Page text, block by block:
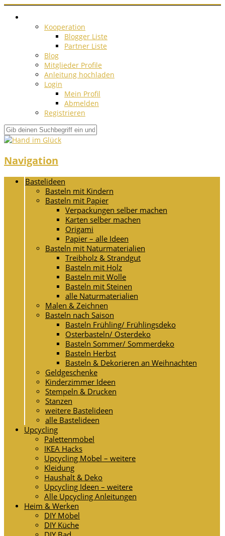
Kooperation
Blogger Liste
Partner Liste
Blog
Mitglieder Profile
Anleitung hochladen
Login
Mein Profil
Abmelden
Registrieren
Navigation
Bastelideen
Basteln mit Kindern
Basteln mit Papier
Verpackungen selber machen
Karten selber machen
Origami
Papier – alle Ideen
Basteln mit Naturmaterialien
Treibholz & Strandgut
Basteln mit Holz
Basteln mit Wolle
Basteln mit Steinen
alle Naturmaterialien
Malen & Zeichnen
Basteln nach Saison
Basteln Frühling/ Frühlingsdeko
Osterbasteln/ Osterdeko
Basteln Sommer/ Sommerdeko
Basteln Herbst
Basteln & Dekorieren an Weihnachten
Geldgeschenke
Kinderzimmer Ideen
Stempeln & Drucken
Stanzen
weitere Bastelideen
alle Bastelideen
Upcycling
Palettenmöbel
IKEA Hacks
Upcycling Möbel – weitere
Kleidung
Haushalt & Deko
Upcycling Ideen – weitere
Alle Upcycling Anleitungen
Heim & Werken
DIY Möbel
DIY Küche